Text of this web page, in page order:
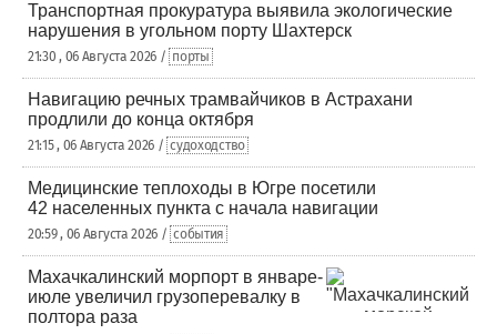
Транспортная прокуратура выявила экологические
нарушения в угольном порту Шахтерск
21:30 , 06 Августа 2026 / порты
Навигацию речных трамвайчиков в Астрахани
продлили до конца октября
21:15 , 06 Августа 2026 / судоходство
Медицинские теплоходы в Югре посетили
42 населенных пункта с начала навигации
20:59 , 06 Августа 2026 / события
Махачкалинский морпорт в январе-
июле увеличил грузоперевалку в
полтора раза